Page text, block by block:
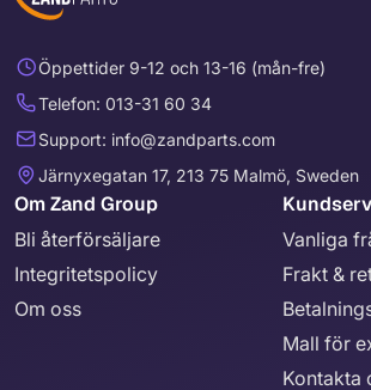
Öppettider 9-12 och 13-16 (mån-fre)
Telefon: 013-31 60 34
Support: info@zandparts.com
Järnyxegatan 17, 213 75 Malmö, Sweden
Om Zand Group
Bli återförsäljare
Integritetspolicy
Om oss
Vanliga
Frakt &
Mall för
Kontakta